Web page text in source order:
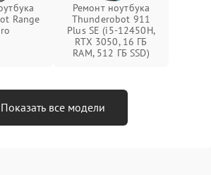
Range
Ремонт ноутбука
Thunderobot 911
Plus SE (i5-12450H,
RTX 3050, 16 ГБ
RAM, 512 ГБ SSD)
Показать все модели